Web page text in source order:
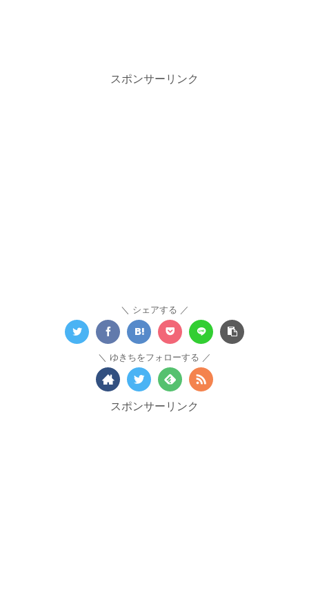
スポンサーリンク
シェアする
ゆきちをフォローする
スポンサーリンク